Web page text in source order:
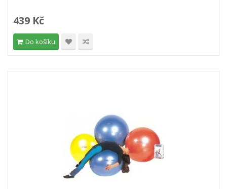
439 Kč
Do košíku